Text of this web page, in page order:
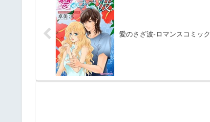
愛のさざ波-ロマンスコミック